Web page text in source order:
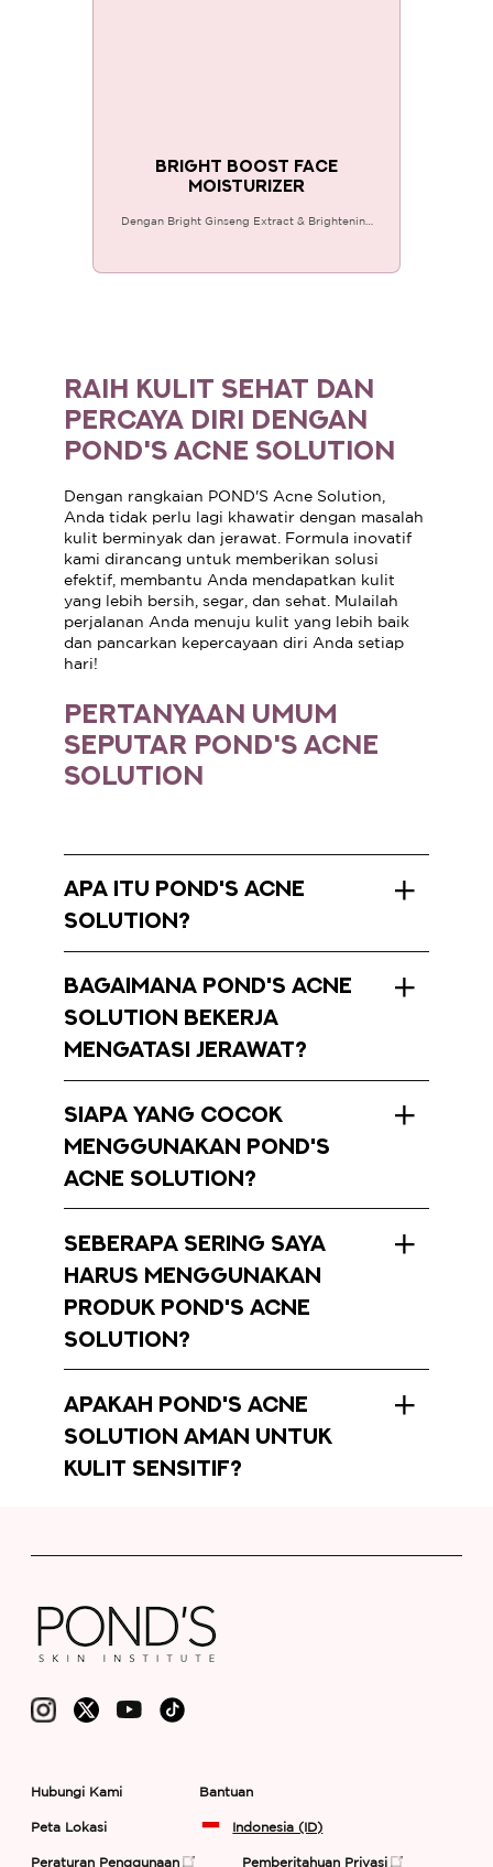
BRIGHT BOOST FACE
MOISTURIZER
Dengan Bright Ginseng Extract & Brightening
RAIH KULIT SEHAT DAN
PERCAYA DIRI DENGAN
POND'S ACNE SOLUTION
Dengan rangkaian POND'S Acne Solution,
Anda tidak perlu lagi khawatir dengan masalah
kulit berminyak dan jerawat. Formula inovatif
kami dirancang untuk memberikan solusi
efektif, membantu Anda mendapatkan kulit
yang lebih bersih, segar, dan sehat. Mulailah
perjalanan Anda menuju kulit yang lebih baik
dan pancarkan kepercayaan diri Anda setiap
hari!
PERTANYAAN UMUM
SEPUTAR POND'S ACNE
SOLUTION
APA ITU POND'S ACNE
SOLUTION?
BAGAIMANA POND'S ACNE
SOLUTION BEKERJA
MENGATASI JERAWAT?
SIAPA YANG COCOK
MENGGUNAKAN POND'S
ACNE SOLUTION?
SEBERAPA SERING SAYA
HARUS MENGGUNAKAN
PRODUK POND'S ACNE
SOLUTION?
APAKAH POND'S ACNE
SOLUTION AMAN UNTUK
KULIT SENSITIF?
Hubungi Kami Bantuan
Peta Lokasi Indonesia (ID)
Peraturan Penggunaan Pemberitahuan Privasi